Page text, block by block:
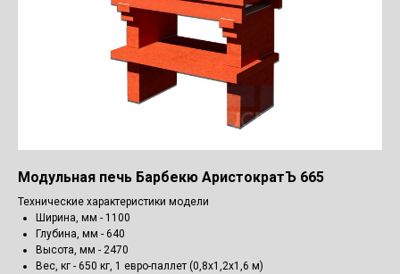
Модульная печь Барбекю АристократЪ 665
Технические характеристики модели
Ширина, мм - 1100
Глубина, мм - 640
Высота, мм - 2470
Вес, кг - 650 кг, 1 евро-паллет (0,8х1,2х1,6 м)